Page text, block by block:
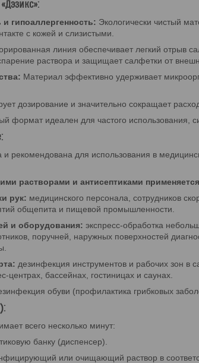
гипоаллергенность: Экологически чистый
с кожей и слизистыми.
линия обеспечивает легкий отрыв
раствора и защищает салфетки от
Материал эффективно удерживает
дозирование и значительно сокращает
формат идеален для частого использования,
и рекомендована для использования в
растворами и антисептиками
рук: медицинского персонала, сотрудников
общепита и пищевой промышленности.
и оборудования: экспресс-обработка
поручней, наружных поверхностей
дезинфекция инструментов и рабочих зон в
бассейнах, гостиницах и саунах.
обуви (профилактика грибковых
всего несколько минут:
банку (диспенсер).
или очищающий раствор в